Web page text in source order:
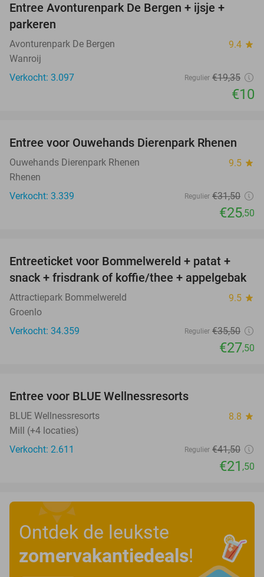
Entree Avonturenpark De Bergen + ijsje +
parkeren
Avonturenpark De Bergen 9.4 star
Wanroij
Verkocht: 3.097
Regulier €19,35
€10
19%
Entree voor Ouwehands Dierenpark Rhenen
Ouwehands Dierenpark Rhenen 9.5 star
Rhenen
Verkocht: 3.339
Regulier €31,50
€25,50
23%
Entreeticket voor Bommelwereld + patat +
snack + frisdrank of koffie/thee + appelgebak
Attractiepark Bommelwereld 9.5 star
Groenlo
Verkocht: 34.359
Regulier €35,50
€27,50
Entree voor BLUE Wellnessresorts
BLUE Wellnessresorts 8.8 star
Mill (+4 locaties)
Verkocht: 2.611
Regulier €41,50
€21 ,50
Ontdek de leukste
zomervakantiedeals!